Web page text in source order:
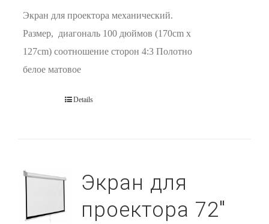
Экран для проектора механический.
Размер, диагональ 100 дюймов (170cm x
127cm) соотношение сторон 4:3 Полотно
белое матовое
Details
Экран для
проектора 72″